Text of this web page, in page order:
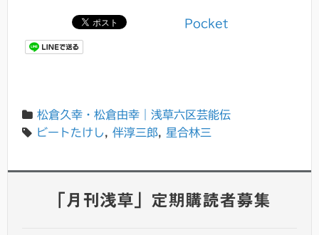
Pocket
松倉久幸・松倉由幸｜浅草六区芸能伝
ビートたけし, 伴淳三郎, 星合林三
「月刊浅草」定期購読者募集